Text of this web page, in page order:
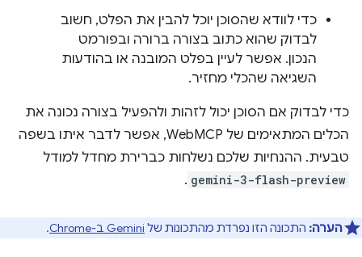
כדי לוודא שהסוכן יוכל להבין את הפלט, חשוב
לבדוק שהוא כתוב בצורה ברורה ובפורמט
הנכון. אפשר לעיין בפלט המובנה או בהודעות
השגיאה שהכלי מחזיר.
כדי לבדוק אם הסוכן יכול לזהות ולהפעיל בצורה נכונה את
הכלים המתאימים של WebMCP, אפשר לדבר איתו בשפה
טבעית. ההנחיות שלכם נשלחות כברירת מחדל למודל
gemini-3-flash-preview
.
הערה: התכונה הזו נפרדת מהתכונות של Gemini ב-Chrome .